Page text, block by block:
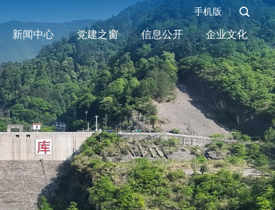
新闻中心 党建之窗 信息公开 企业文化
手机版